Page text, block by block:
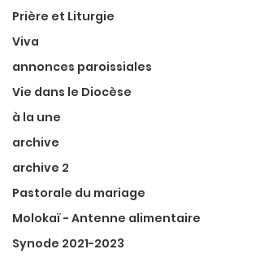
Prière et Liturgie
Viva
annonces paroissiales
Vie dans le Diocèse
à la une
archive
archive 2
Pastorale du mariage
Molokaï - Antenne alimentaire
Synode 2021-2023